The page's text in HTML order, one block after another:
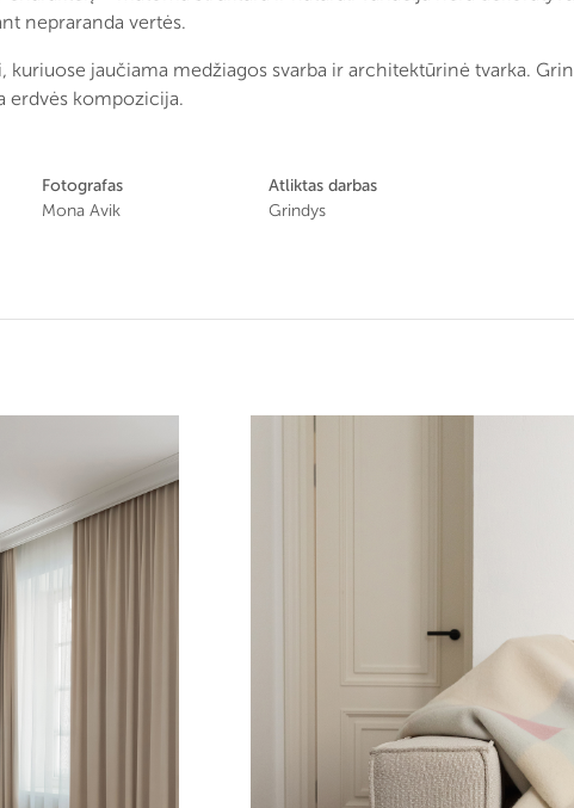
nepraranda vertės.
jaučiama medžiagos svarba ir architektūrinė tvarka.
erdvės kompozicija.
Fotografas
Mona Avik
Atliktas darbas
Grindys